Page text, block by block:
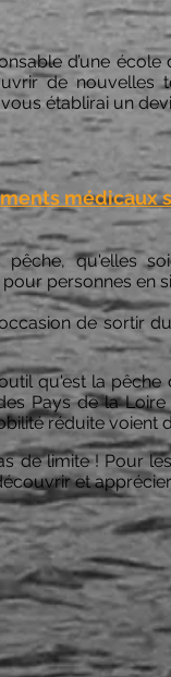
d’une
de nouvelles
établirai un
médicaux
pêche, qu'elles
personnes en
de sortir
qu'est la pêche
Pays de la
réduite voient
de limite ! Pour
et